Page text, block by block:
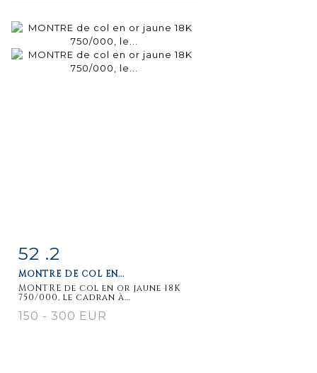
Item detail
52 .2
MONTRE DE COL EN...
MONTRE de col en or jaune 18K
750/000, le cadran à...
150 - 300 EUR